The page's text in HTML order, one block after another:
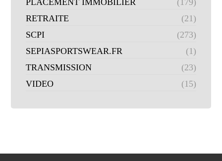
(179)
RETRAITE
(21)
SCPI
(273)
SEPIASPORTSWEAR.FR
(1)
TRANSMISSION
(23)
VIDEO
(15)